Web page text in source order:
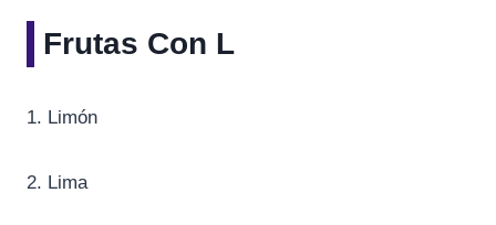
Frutas Con L
1. Limón
2. Lima